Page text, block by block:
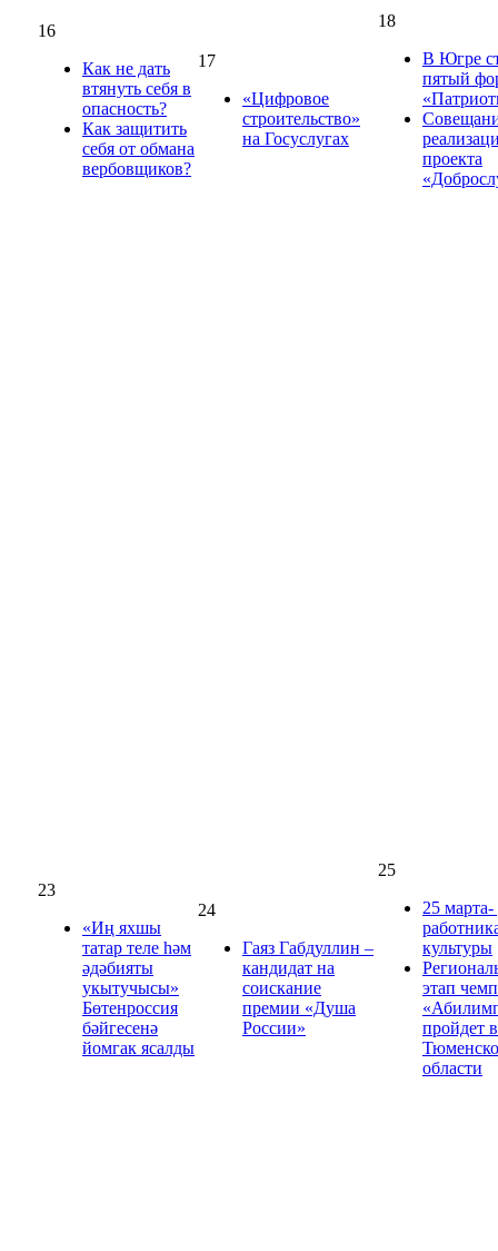
16
Как не дать
втянуть себя в
опасность?
Как защитить
себя от обмана
вербовщиков?
17
«Цифровое
строительство»
на Госуслугах
18
В Югре
пятый
проекта
23
«Иң яхшы
татар теле һәм
әдәбияты
укытучысы»
Бөтенроссия
бәйгесенә
йомгак ясалды
24
Гаяз Габдуллин –
кандидат на
соискание
премии «Душа
России»
25
25
культуры
этап
пройдет в
области